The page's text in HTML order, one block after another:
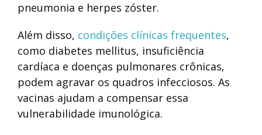
pneumonia e herpes zóster.
Além disso, condições clínicas frequentes,
como diabetes mellitus, insuficiência
cardíaca e doenças pulmonares crônicas,
podem agravar os quadros infecciosos. As
vacinas ajudam a compensar essa
vulnerabilidade imunológica.